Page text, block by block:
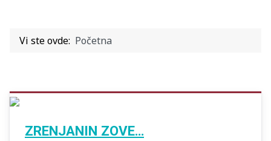
Vi ste ovde: Početna
ZRENJANIN ZOVE…